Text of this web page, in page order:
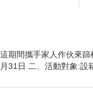
期間攜手家人作伙來
31日 二、活動對象: